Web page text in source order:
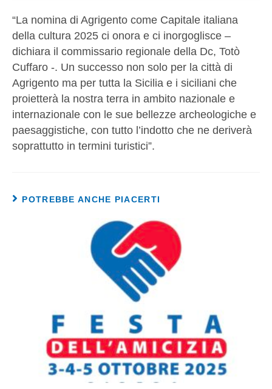
“La nomina di Agrigento come Capitale italiana
della cultura 2025 ci onora e ci inorgoglisce –
dichiara il commissario regionale della Dc, Totò
Cuffaro -. Un successo non solo per la città di
Agrigento ma per tutta la Sicilia e i siciliani che
proietterà la nostra terra in ambito nazionale e
internazionale con le sue bellezze archeologiche e
paesaggistiche, con tutto l’indotto che ne deriverà
soprattutto in termini turistici”.
POTREBBE ANCHE PIACERTI